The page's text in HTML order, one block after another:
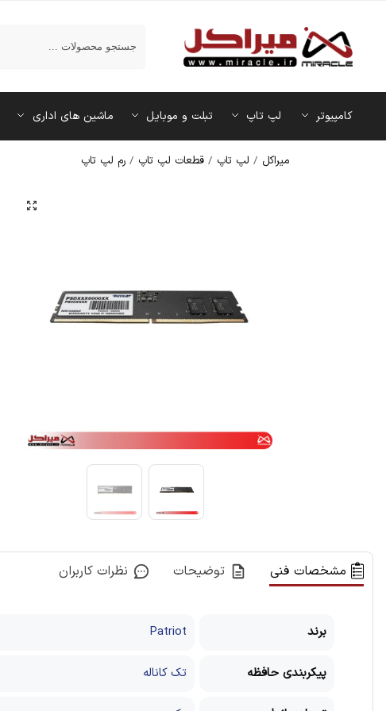
کامپیوتر لپ تاپ تبلت و موبایل ماشین‌ های اداری
میراکل / لپ تاپ /قطعات لپ تاپ /رم لپ تاپ
مشخصات فنی توضیحات نظرات کاربران
برند ‎Patriot
پیکربندی حافظه تک کاناله